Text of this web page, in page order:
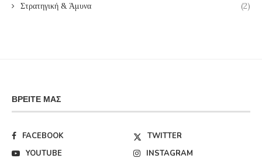
Στρατηγική & Άμυνα (2)
ΒΡΕΊΤΕ ΜΑΣ
FACEBOOK
TWITTER
YOUTUBE
INSTAGRAM